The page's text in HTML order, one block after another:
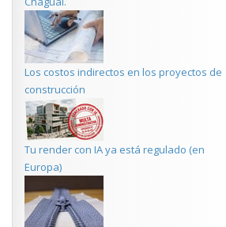
Los costos indirectos en los proyectos de
construcción
Tu render con IA ya está regulado (en
Europa)